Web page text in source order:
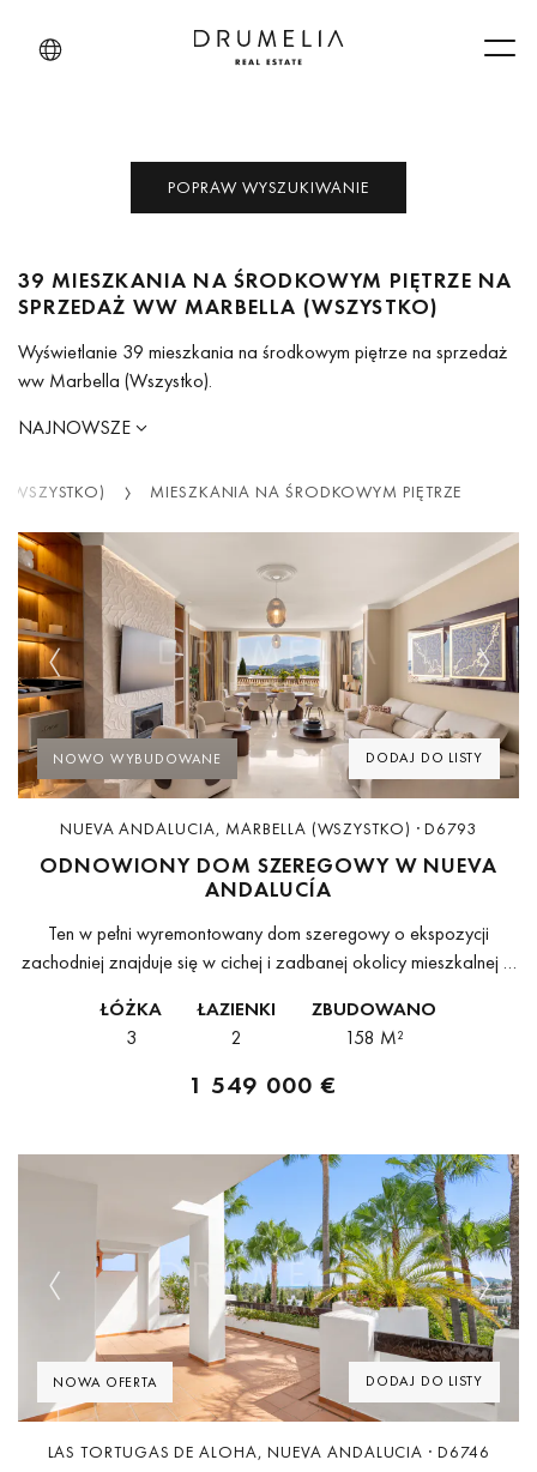
POPRAW WYSZUKIWANIE
39 MIESZKANIA NA ŚRODKOWYM PIĘTRZE NA
SPRZEDAŻ WW MARBELLA (WSZYSTKO)
Wyświetlanie 39 mieszkania na środkowym piętrze na sprzedaż
ww Marbella (Wszystko).
NAJNOWSZE
(WSZYSTKO) MIESZKANIA NA ŚRODKOWYM PIĘTRZE
DODAJ DO LISTY
Previous Next
NOWO WYBUDOWANE
NUEVA ANDALUCIA, MARBELLA (WSZYSTKO) · D6793
ODNOWIONY DOM SZEREGOWY W NUEVA
ANDALUCÍA
Ten w pełni wyremontowany dom szeregowy o ekspozycji
zachodniej znajduje się w cichej i zadbanej okolicy mieszkalnej w
materiałami dobrej jakości, a...
ŁÓŻKA
3
ŁAZIENKI
2
ZBUDOWANO
158 M²
1 549 000 €
DODAJ DO LISTY
Previous Next
NOWA OFERTA
LAS TORTUGAS DE ALOHA, NUEVA ANDALUCIA · D6746